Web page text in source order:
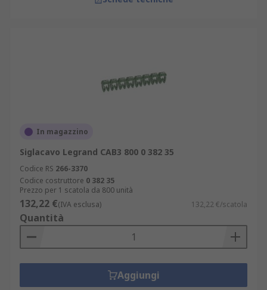
In magazzino
Siglacavo Legrand CAB3 800 0 382 35
Codice RS 266-3370
Codice costruttore 0 382 35
Prezzo per 1 scatola da 800 unità
132,22 €(IVA esclusa) 132,22 €/scatola
Quantità
Aggiungi